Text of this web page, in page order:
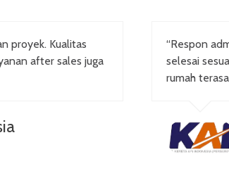
proyek. Kualitas
after sales juga
“Respon
selesai
rumah